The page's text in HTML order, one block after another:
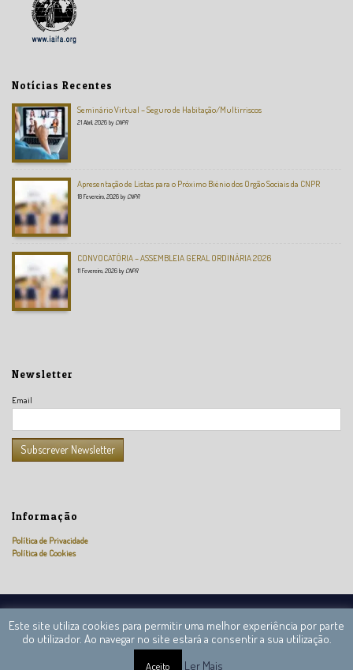
Notícias Recentes
Seminário Virtual – Seguro de Habitação/Multirriscos
21 Abril, 2026 by CNPR
Apresentação de Listas para o Próximo Biénio dos Orgão Sociais da CNPR
18 Fevereiro, 2026 by CNPR
CONVOCATÓRIA – ASSEMBLEIA GERAL ORDINÁRIA 2026
11 Fevereiro, 2026 by CNPR
Newsletter
Email
Informação
Política de Privacidade
Política de Cookies
Este site utiliza cookies para permitir uma melhor experiência por parte
do utilizador. Ao navegar no site estará a consentir a sua utilização.
Aceito Ler Mais